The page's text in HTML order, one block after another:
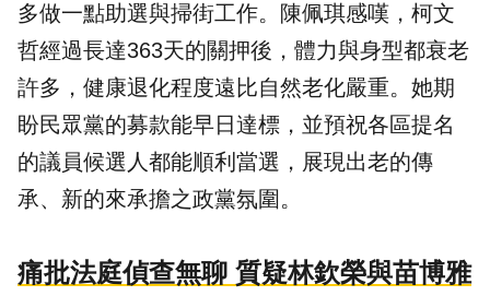
多做一點助選與掃街工作。陳佩琪感嘆，柯文
哲經過長達363天的關押後，體力與身型都衰老
許多，健康退化程度遠比自然老化嚴重。她期
盼民眾黨的募款能早日達標，並預祝各區提名
的議員候選人都能順利當選，展現出老的傳
承、新的來承擔之政黨氛圍。
痛批法庭偵查無聊 質疑林欽榮與苗博雅